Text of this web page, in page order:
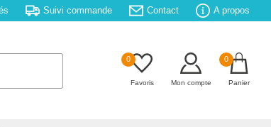
Suivi commande Contact A propos
0
Favoris Mon compte
0
Panier